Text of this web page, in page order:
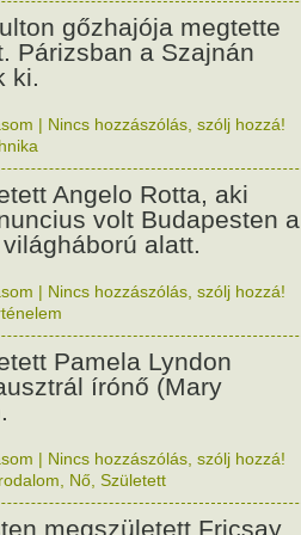
gőzhajója megtette
Párizsban a Szajnán
ki.
| Nincs hozzászólás, szólj hozzá!
Angelo Rotta, aki
volt Budapesten a
alatt.
| Nincs hozzászólás, szólj hozzá!
Pamela Lyndon
írónő (Mary
| Nincs hozzászólás, szólj hozzá!
Nő Született
megszületett Fricsay